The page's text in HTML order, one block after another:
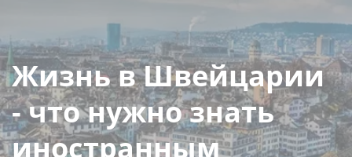
Жизнь в Швейцарии
- что нужно знать
иностранным